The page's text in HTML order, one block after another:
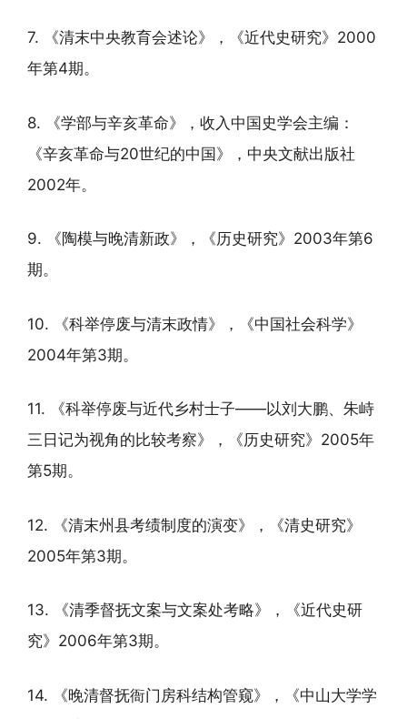
7. 《清末中央教育会述论》，《近代史研究》2000
年第4期。
8. 《学部与辛亥革命》，收入中国史学会主编：
《辛亥革命与20世纪的中国》，中央文献出版社
2002年。
9. 《陶模与晚清新政》，《历史研究》2003年第6
期。
10. 《科举停废与清末政情》，《中国社会科学》
2004年第3期。
11. 《科举停废与近代乡村士子——以刘大鹏、朱峙
三日记为视角的比较考察》，《历史研究》2005年
第5期。
12. 《清末州县考绩制度的演变》，《清史研究》
2005年第3期。
13. 《清季督抚文案与文案处考略》，《近代史研
究》2006年第3期。
14. 《晚清督抚衙门房科结构管窥》，《中山大学学